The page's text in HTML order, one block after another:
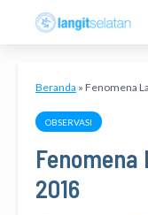
Beranda » Fenomena
OBSERVASI
Fenomena
2016